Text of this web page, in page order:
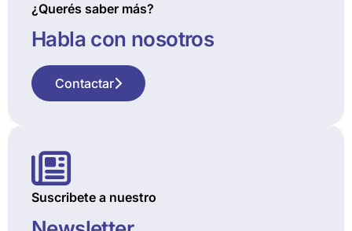
¿Querés saber más?
Habla con nosotros
Contactar
Suscribete a nuestro